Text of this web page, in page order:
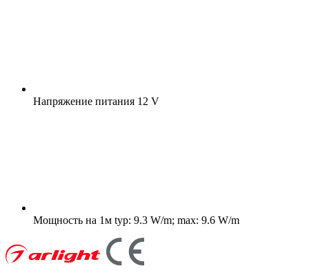
Напряжение питания 12 V
Мощность на 1м typ: 9.3 W/m; max: 9.6 W/m